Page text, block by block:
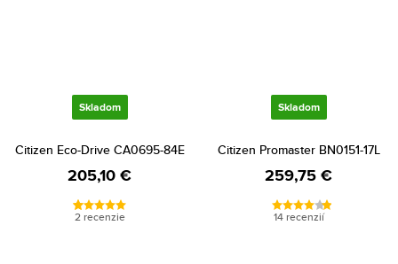
Skladom
Citizen Eco-Drive CA0695-84E
205,10 €
2 recenzie
Skladom
Citizen Promaster BN0151-17L
259,75 €
14 recenzií